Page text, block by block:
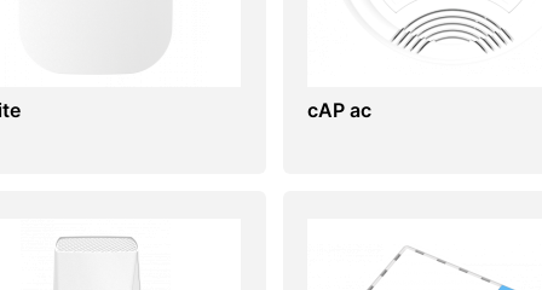
cAP ac